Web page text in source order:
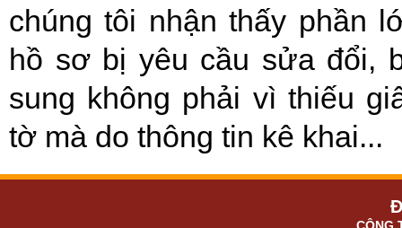
chúng tôi nhận thấy phần
hồ sơ bị yêu cầu sửa đổi,
sung không phải vì thiếu
tờ mà do thông tin kê khai...